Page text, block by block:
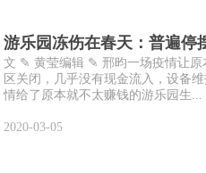
游乐园冻伤在春天：普遍停
文 ✎ 黄莹编辑 ✎ 邢昀一场疫情让原
区关闭，几乎没有现金流入，设备
情给了原本就不太赚钱的游乐园生...
2020-03-05